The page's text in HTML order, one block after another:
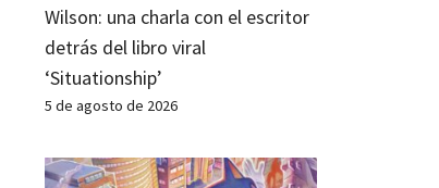
Wilson: una charla con el escritor
detrás del libro viral
‘Situationship’
5 de agosto de 2026